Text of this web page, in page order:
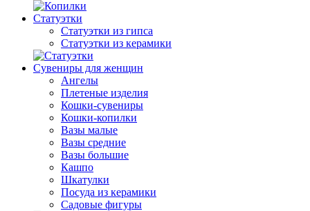
Статуэтки
Статуэтки из гипса
Статуэтки из керамики
Сувениры для женщин
Ангелы
Плетеные изделия
Кошки-сувениры
Кошки-копилки
Вазы малые
Вазы средние
Вазы большие
Кашпо
Шкатулки
Посуда из керамики
Садовые фигуры